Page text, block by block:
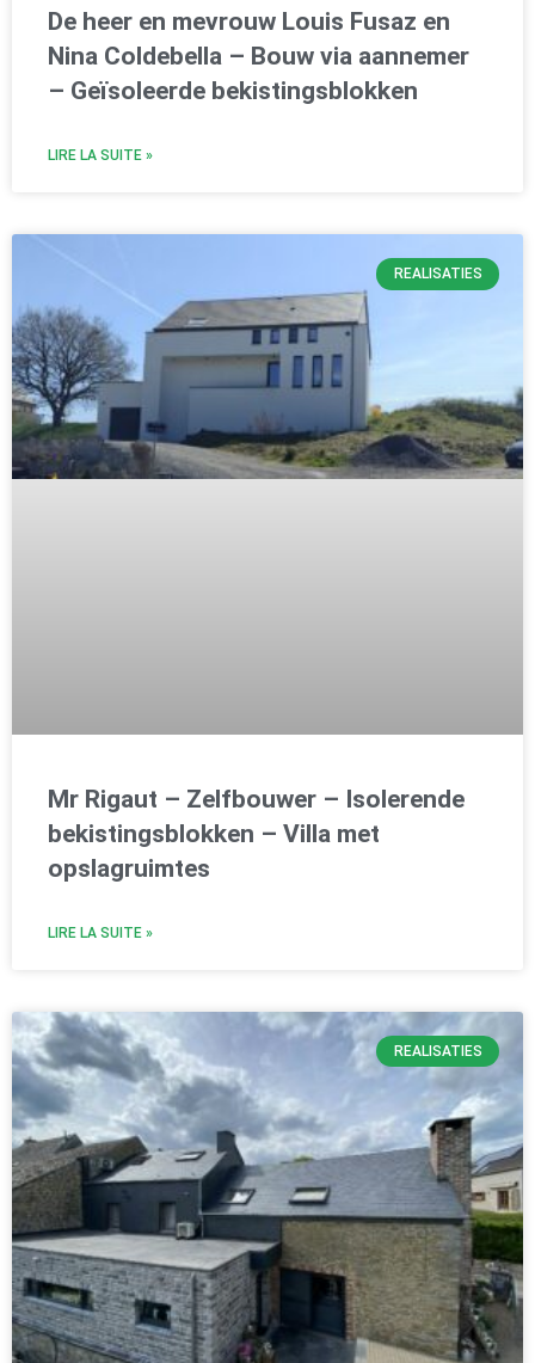
De heer en mevrouw Louis Fusaz en
Nina Coldebella – Bouw via aannemer
– Geïsoleerde bekistingsblokken
LIRE LA SUITE »
REALISATIES
Mr Rigaut – Zelfbouwer – Isolerende
bekistingsblokken – Villa met
opslagruimtes
LIRE LA SUITE »
REALISATIES